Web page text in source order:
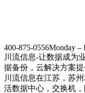
400-875-0556Monday –
川流信息-让数据成为
据备份，云解决方案提
川流信息在江苏，苏
活数据中心，交换机